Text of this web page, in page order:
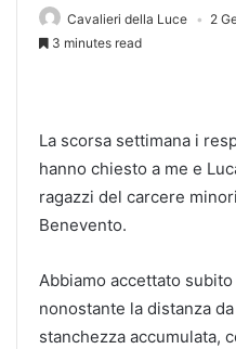
Cavalieri della Luce 2
3 minutes read
La scorsa settimana i
hanno chiesto a me e
ragazzi del carcere
Benevento.
Abbiamo accettato
nonostante la distanza
stanchezza accumulata,